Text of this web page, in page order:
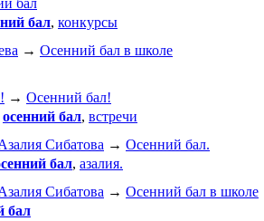
бал, конкурсы
→ Осенний бал в школе
→ Осенний бал!
осенний бал, встречи
Сибатова → Осенний бал.
бал, азалия.
Сибатова → Осенний бал в школе
бал